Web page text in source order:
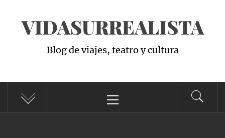
VIDASURREALISTA
Blog de viajes, teatro y cultura
principal